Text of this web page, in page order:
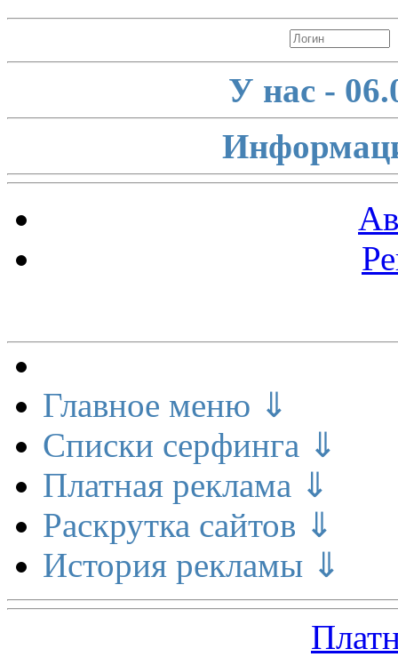
У нас -
Главное меню ⇓
Списки серфинга ⇓
Платная реклама ⇓
Раскрутка сайтов ⇓
История рекламы ⇓